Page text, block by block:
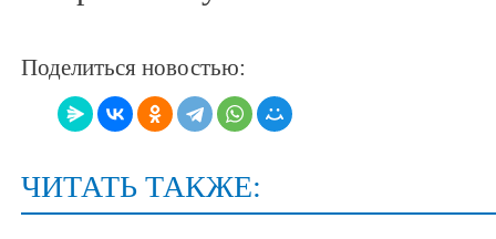
Поделиться новостью:
ЧИТАТЬ ТАКЖЕ: